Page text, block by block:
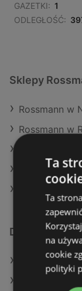
GAZETKI: 1
ODLEGŁOŚĆ:
Sklepy
Rossmann w
Rossmann w
Rossmann w
Dodatkowe
Oferty
Ta
Ta
na
cookie
polityki